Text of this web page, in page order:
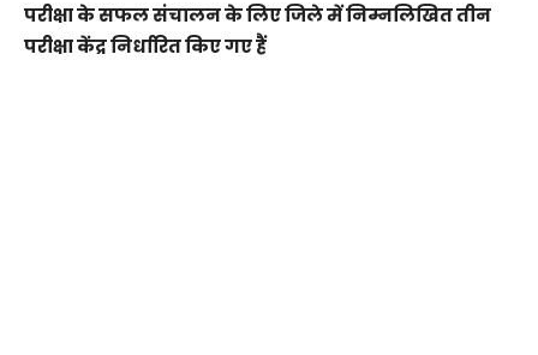
परीक्षा के सफल संचालन के लिए जिले में निम्नलिखित तीन
परीक्षा केंद्र निर्धारित किए गए हैं